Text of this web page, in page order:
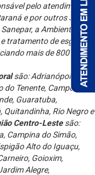
pelo atendimento
e por outros 36
a Ambiental
tratamento de esgoto
mais de 800 mil
são: Adrianópolis,
do Tenente, Campo
Guaratuba,
Quitandinha, Rio Negro e
Centro-Lestesão:
Campina do Simão,
Alto do Iguaçu,
Goioxim,
Alegre,